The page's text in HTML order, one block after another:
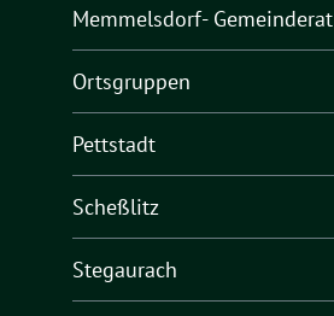
Memmelsdorf- Gemeinderat
Ortsgruppen
Pettstadt
Scheßlitz
Stegaurach